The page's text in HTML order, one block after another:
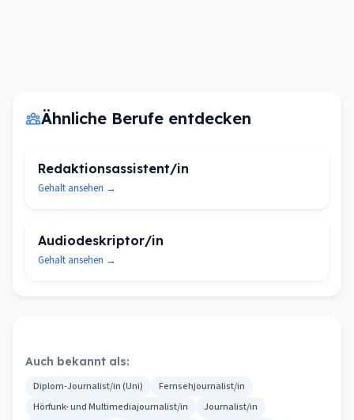
Ähnliche Berufe entdecken
Redaktionsassistent/in
Gehalt ansehen →
Audiodeskriptor/in
Gehalt ansehen →
Auch bekannt als:
Diplom-Journalist/in (Uni)
Fernsehjournalist/in
Hörfunk- und Multimediajournalist/in
Journalist/in